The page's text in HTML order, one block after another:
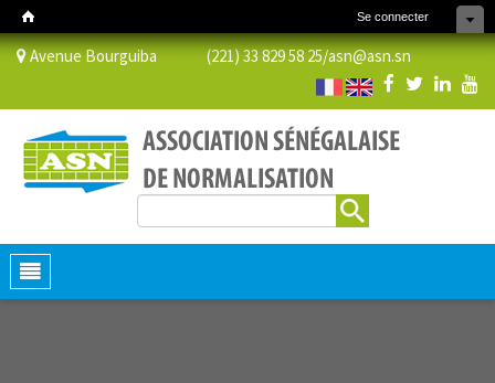
Se connecter
Avenue Bourguiba (221) 33 829 58 25/asn@asn.sn
Formulaire de recherche
Toggle
navigation